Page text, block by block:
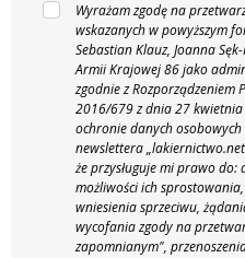
Wyrażam zgodę na
wskazanych w powyższym
Sebastian Klauz, Joanna
Armii Krajowej 86 jako
zgodnie z Rozporządzeniem
2016/679 z dnia 27 kwietnia
ochronie danych
newslettera
że przysługuje mi prawo
możliwości ich
wniesienia sprzeciwu,
wycofania zgody na
zapomnianym",